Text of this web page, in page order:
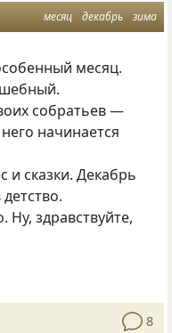
месяц декабрь зима
месяц.
собратьев —
начинается
и сказки. Декабрь
здравствуйте,
8